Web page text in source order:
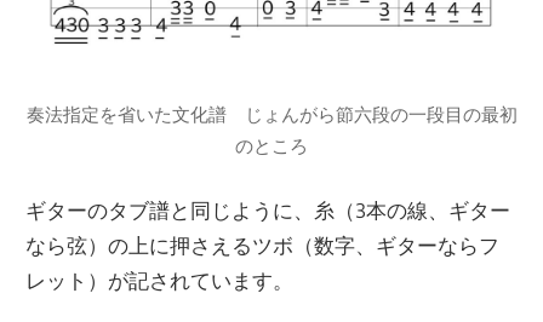
奏法指定を省いた文化譜 じょんがら節六段の一段目の最初
のところ
ギターのタブ譜と同じように、糸（3本の線、ギター
なら弦）の上に押さえるツボ（数字、ギターならフ
レット）が記されています。